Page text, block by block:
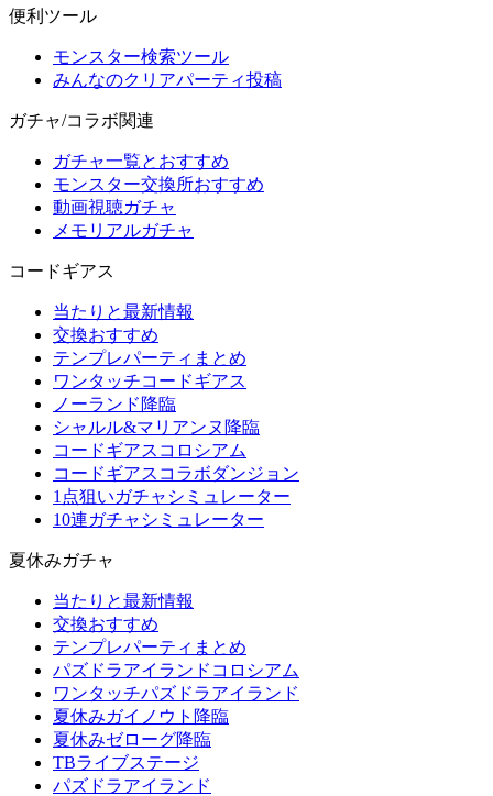
便利ツール
モンスター検索ツール
みんなのクリアパーティ投稿
ガチャ/コラボ関連
ガチャ一覧とおすすめ
モンスター交換所おすすめ
動画視聴ガチャ
メモリアルガチャ
コードギアス
当たりと最新情報
交換おすすめ
テンプレパーティまとめ
ワンタッチコードギアス
ノーランド降臨
シャルル&マリアンヌ降臨
コードギアスコロシアム
コードギアスコラボダンジョン
1点狙いガチャシミュレーター
10連ガチャシミュレーター
夏休みガチャ
当たりと最新情報
交換おすすめ
テンプレパーティまとめ
パズドラアイランドコロシアム
ワンタッチパズドラアイランド
夏休みガイノウト降臨
夏休みゼローグ降臨
TBライブステージ
パズドラアイランド